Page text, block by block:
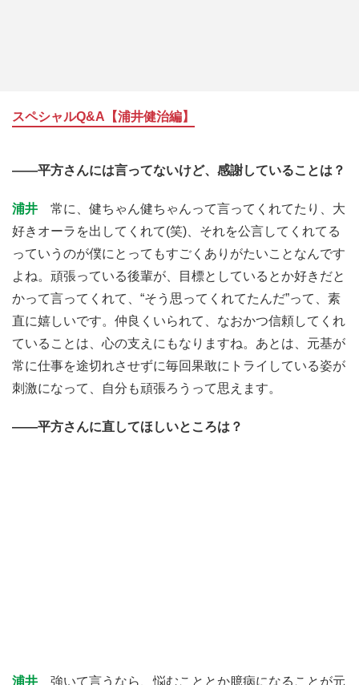
スペシャルQ&A【浦井健治編】
――平方さんには言ってないけど、感謝していることは？
浦井 常に、健ちゃん健ちゃんって言ってくれてたり、大
好きオーラを出してくれて(笑)、それを公言してくれてる
っていうのが僕にとってもすごくありがたいことなんです
よね。頑張っている後輩が、目標としているとか好きだと
かって言ってくれて、“そう思ってくれてたんだ”って、素
直に嬉しいです。仲良くいられて、なおかつ信頼してくれ
ていることは、心の支えにもなりますね。あとは、元基が
常に仕事を途切れさせずに毎回果敢にトライしている姿が
刺激になって、自分も頑張ろうって思えます。
――平方さんに直してほしいところは？
浦井 強いて言うなら、悩むこととか臆病になることが元